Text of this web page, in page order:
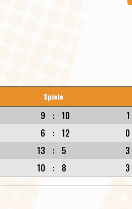
Spiele
9 : 10 1
6 : 12 0
13 : 5 3
10 : 8 3